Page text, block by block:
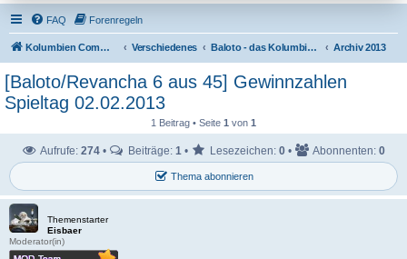
FAQ Forenregeln
Kolumbien Community Verschiedenes Baloto - das Kolumbianische 6 aus 45 Archiv 2013
[Baloto/Revancha 6 aus 45] Gewinnzahlen
Spieltag 02.02.2013
1 Beitrag • Seite 1 von 1
Thema abonnieren
Aufrufe: 274 • Beiträge: 1 • Lesezeichen: 0 • Abonnenten: 0
Themenstarter
Eisbaer
Moderator(in)